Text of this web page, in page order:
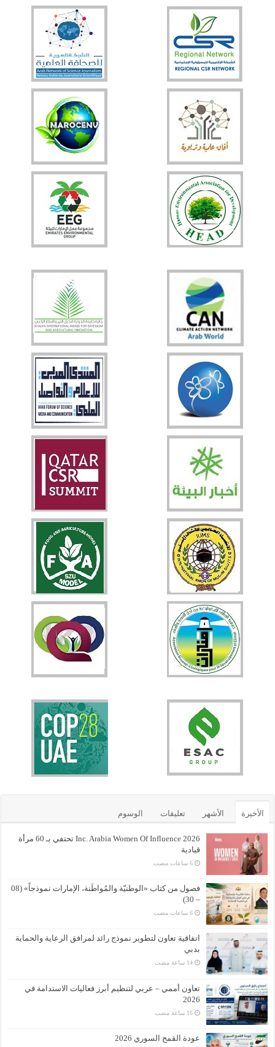
الأخيرة الأشهر تعليقات الوسوم
Inc. Arabia Women Of Influence 2026 تحتفي بـ 60 مرأة
قيادية
فصول من كتاب «الوطنيّة والمُواطَنة، الإمارات نموذجاً» (08
– 30)
اتفاقية تعاون لتطوير نموذج رائد لمرافق الرعاية والحماية
بدبي
تعاون أممي – عربي لتنظيم أبرز فعاليات الاستدامة في
2026
عودة القمح السوري 2026